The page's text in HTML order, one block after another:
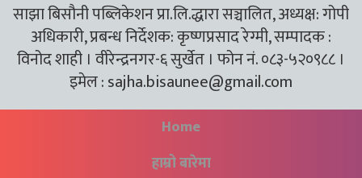
साझा बिसौनी पब्लिकेशन प्रा.लि.द्धारा सञ्चालित, अध्यक्ष: गोपी
अधिकारी, प्रबन्ध निर्देशक: कृष्णप्रसाद रेग्मी, सम्पादक :
विनोद शाही । वीरेन्द्रनगर-६ सुर्खेत । फोन नं. ०८३-५२०९८८ ।
इमेल :sajha.bisaunee@gmail.com
Home
हाम्रो बारेमा